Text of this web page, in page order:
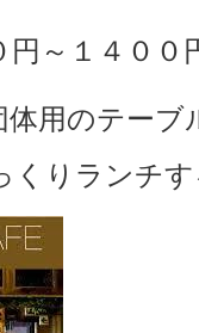
円～１４００
体用のテー
くりランチ